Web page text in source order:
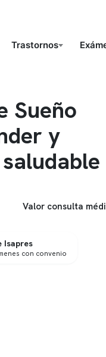
Trastornos
Sueño
y
Valor consulta
Isapres
con convenio